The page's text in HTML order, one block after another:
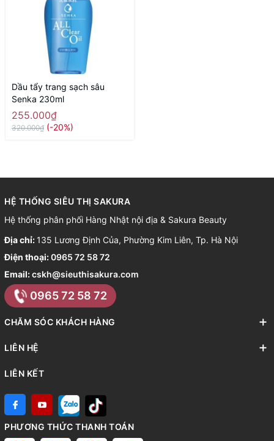
Dầu tẩy trang sạch sâu
Senka 230ml
255.000₫
320.000₫ (-20%)
HỆ THỐNG SIÊU THỊ SAKURA
Hệ thống phân phối Hàng Nhật nội địa & Sakura Beauty
Địa chỉ: 135 Lương Định Của, Phường Kim Liên, Tp. Hà Nội
Điện thoại:0965 72 58 72
Email:cskh@sieuthisakura.com
0965 72 58 72
CHĂM SÓC KHÁCH HÀNG
LIÊN HỆ
LIÊN KẾT
PHƯƠNG THỨC THANH TOÁN